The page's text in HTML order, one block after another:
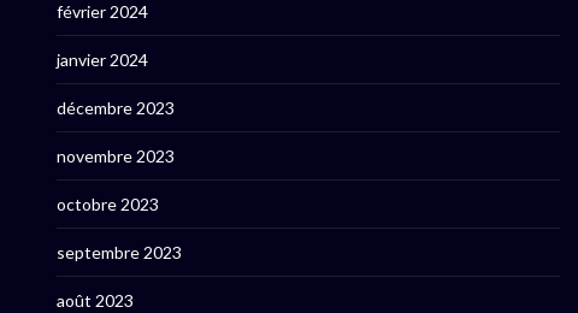
février 2024
janvier 2024
décembre 2023
novembre 2023
octobre 2023
septembre 2023
août 2023